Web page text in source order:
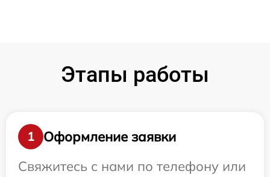
Этапы работы
1
Оформление заявки
Свяжитесь с нами по телефону или